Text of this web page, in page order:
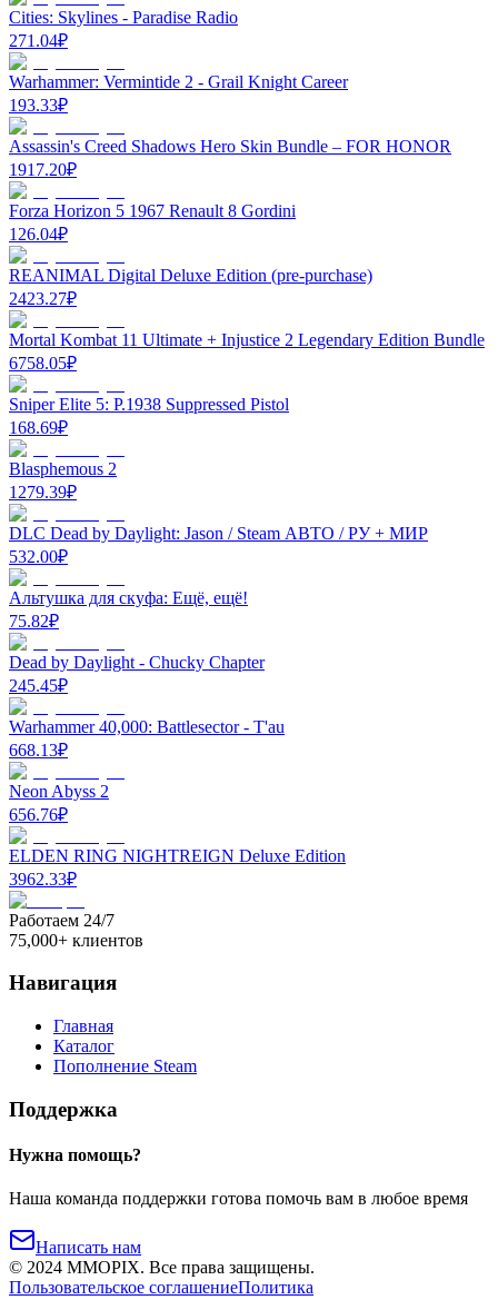
Cities: Skylines - Paradise Radio
271.04₽
Warhammer: Vermintide 2 - Grail Knight Career
193.33₽
Assassin's Creed Shadows Hero Skin Bundle – FOR HONOR
1917.20₽
Forza Horizon 5 1967 Renault 8 Gordini
126.04₽
REANIMAL Digital Deluxe Edition (pre-purchase)
2423.27₽
Mortal Kombat 11 Ultimate + Injustice 2 Legendary Edition Bundle
6758.05₽
Sniper Elite 5: P.1938 Suppressed Pistol
168.69₽
Blasphemous 2
1279.39₽
DLC Dead by Daylight: Jason / Steam АВТО / РУ + МИР
532.00₽
Альтушка для скуфа: Ещё, ещё!
75.82₽
Dead by Daylight - Chucky Chapter
245.45₽
Warhammer 40,000: Battlesector - T'au
668.13₽
Neon Abyss 2
656.76₽
ELDEN RING NIGHTREIGN Deluxe Edition
3962.33₽
Работаем 24/7
75,000+ клиентов
Навигация
Главная
Каталог
Пополнение Steam
Поддержка
Нужна помощь?
Наша команда поддержки готова помочь вам в любое время
Написать нам
© 2024 MMOPIX. Все права защищены.
Пользовательское соглашениеПолитика